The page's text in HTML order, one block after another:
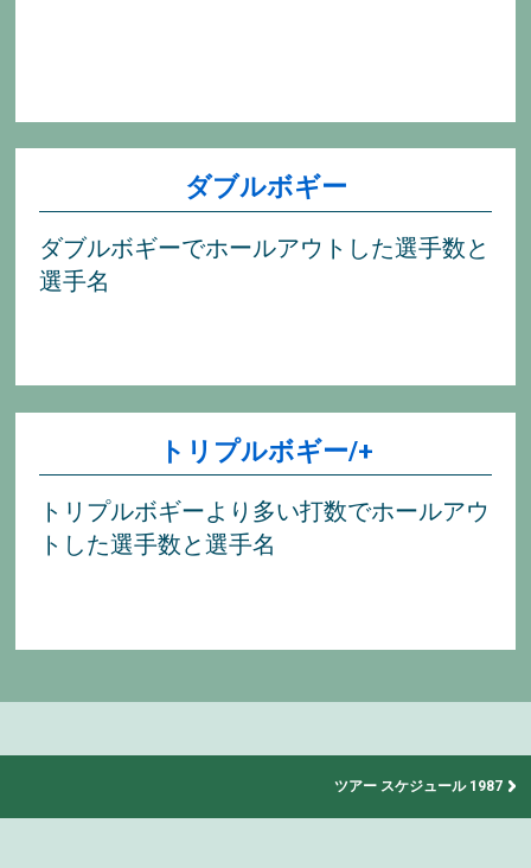
ダブルボギー
ダブルボギーでホールアウトした選手数と
選手名
トリプルボギー/+
トリプルボギーより多い打数でホールアウ
トした選手数と選手名
ツアー スケジュール 1987